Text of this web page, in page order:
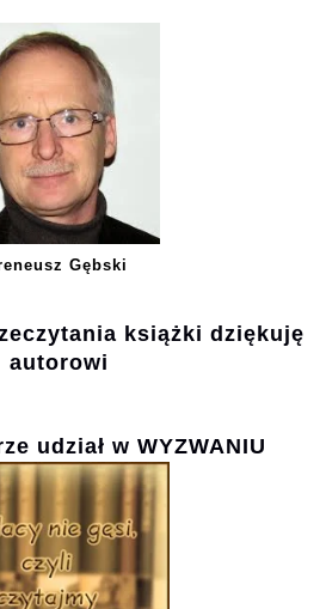
Gębski
książki dziękuję
autorowi
udział w WYZWANIU